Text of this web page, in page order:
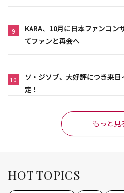
9
KARA、10月に日本ファンコン
てファンと再会へ
10
ソ・ジソブ、大好評につき来
定！
もっと見
HOT TOPICS